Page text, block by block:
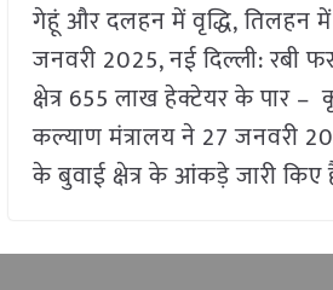
गेहूं और दलहन में वृद्धि, तिलहन
जनवरी 2025, नई दिल्ली: रबी
क्षेत्र 655 लाख हेक्टेयर के पार –
कल्याण मंत्रालय ने 27 जनवरी
के बुवाई क्षेत्र के आंकड़े जारी किए